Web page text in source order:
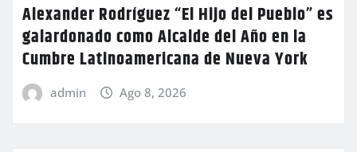
Alexander Rodríguez “El Hijo del Pueblo” es
galardonado como Alcalde del Año en la
Cumbre Latinoamericana de Nueva York
admin Ago 8, 2026